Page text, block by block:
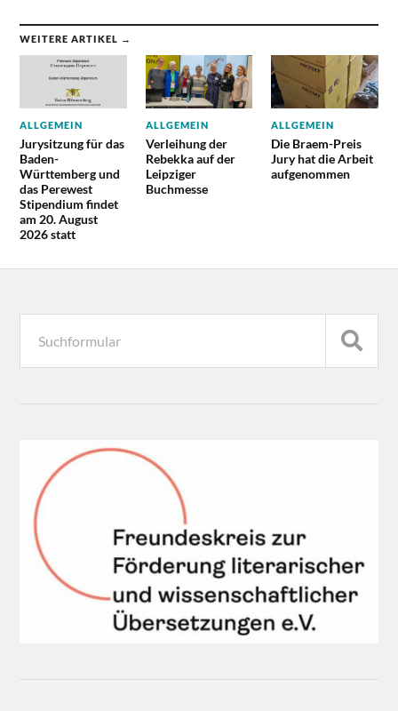
WEITERE ARTIKEL →
ALLGEMEIN
Jurysitzung für das
Baden-
Württemberg und
das Perewest
Stipendium findet
am 20. August
2026 statt
ALLGEMEIN
Verleihung der
Rebekka auf der
Leipziger
Buchmesse
ALLGEMEIN
Die Braem-Preis
Jury hat die Arbeit
aufgenommen